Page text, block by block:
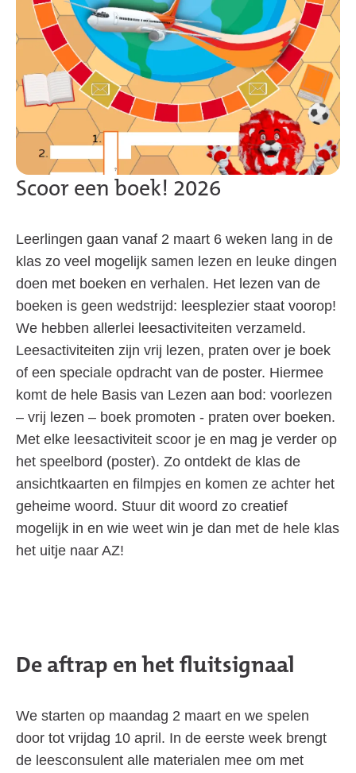
Scoor een boek! 2026
Leerlingen gaan vanaf 2 maart 6 weken lang in de
klas zo veel mogelijk samen lezen en leuke dingen
doen met boeken en verhalen. Het lezen van de
boeken is geen wedstrijd: leesplezier staat voorop!
We hebben allerlei leesactiviteiten verzameld.
Leesactiviteiten zijn vrij lezen, praten over je boek
of een speciale opdracht van de poster. Hiermee
komt de hele Basis van Lezen aan bod: voorlezen
– vrij lezen – boek promoten - praten over boeken.
Met elke leesactiviteit scoor je en mag je verder op
het speelbord (poster). Zo ontdekt de klas de
ansichtkaarten en filmpjes en komen ze achter het
geheime woord. Stuur dit woord zo creatief
mogelijk in en wie weet win je dan met de hele klas
het uitje naar AZ!
De aftrap en het fluitsignaal
We starten op maandag 2 maart en we spelen
door tot vrijdag 10 april. In de eerste week brengt
de leesconsulent alle materialen mee om met